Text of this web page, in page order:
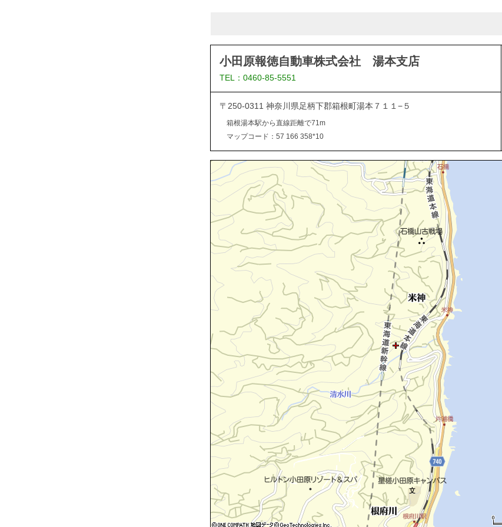
小田原報徳自動車株式会社 湯本支店
TEL：0460-85-5551
〒250-0311 神奈川県足柄下郡箱根町湯本７１１−５
箱根湯本駅から直線距離で71m
マップコード：57 166 358*10